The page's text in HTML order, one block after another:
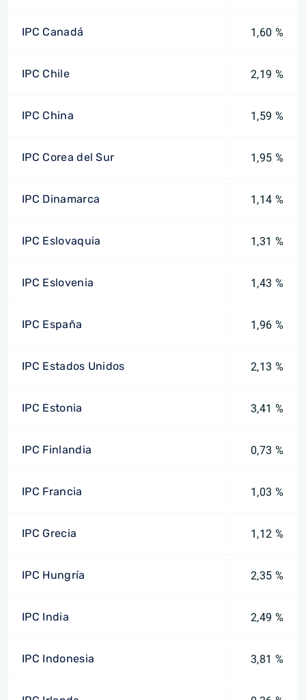
IPC Canadá 1,60 %
IPC Chile 2,19 %
IPC China 1,59 %
IPC Corea del Sur 1,95 %
IPC Dinamarca 1,14 %
IPC Eslovaquia 1,31 %
IPC Eslovenia 1,43 %
IPC España 1,96 %
IPC Estados Unidos 2,13 %
IPC Estonia 3,41 %
IPC Finlandia 0,73 %
IPC Francia 1,03 %
IPC Grecia 1,12 %
IPC Hungría 2,35 %
IPC India 2,49 %
IPC Indonesia 3,81 %